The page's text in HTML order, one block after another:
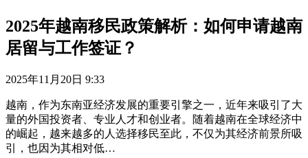
2025年越南移民政策解析：如何申请越南
居留与工作签证？
2025年11月20日 9:33
越南，作为东南亚经济发展的重要引擎之一，近年来吸引了大
量的外国投资者、专业人才和创业者。随着越南在全球经济中
的崛起，越来越多的人选择移民至此，不仅为其经济前景所吸
引，也因为其相对低…